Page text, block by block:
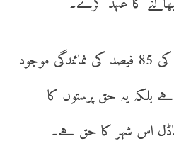
وفاقی وزیر نے کہا کہ شہر کی 85 فیصد کی نمائندگی موجود
بلکہ یہ حق پرستوں کا
اس شہر کا حق ہے۔